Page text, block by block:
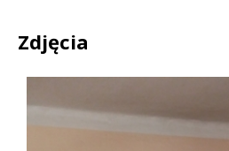
Zdjęcia